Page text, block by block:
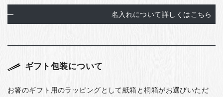
名入れについて詳しくはこちら
ギフト包装について
お箸のギフト用のラッピングとして紙箱と桐箱がお選びいただ